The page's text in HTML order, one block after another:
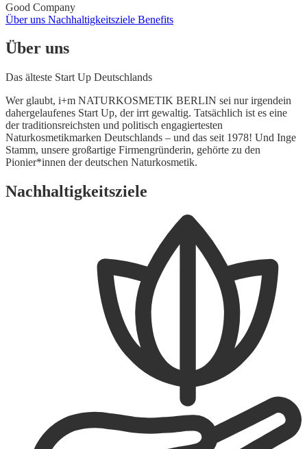
Good Company
Über uns Nachhaltigkeitsziele Benefits
Über uns
Das älteste Start Up Deutschlands
Wer glaubt, i+m NATURKOSMETIK BERLIN sei nur irgendein
dahergelaufenes Start Up, der irrt gewaltig. Tatsächlich ist es eine
der traditionsreichsten und politisch engagiertesten
Naturkosmetikmarken Deutschlands – und das seit 1978! Und Inge
Stamm, unsere großartige Firmengründerin, gehörte zu den
Pionier*innen der deutschen Naturkosmetik.
Nachhaltigkeitsziele